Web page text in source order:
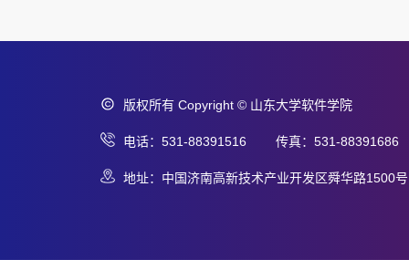
版权所有 Copyright © 山东大学软件学院
电话：531-88391516 传真：531-88391686
地址：中国济南高新技术产业开发区舜华路